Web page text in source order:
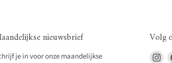
nieuwsbrief
je in voor onze maandelijkse
Volg